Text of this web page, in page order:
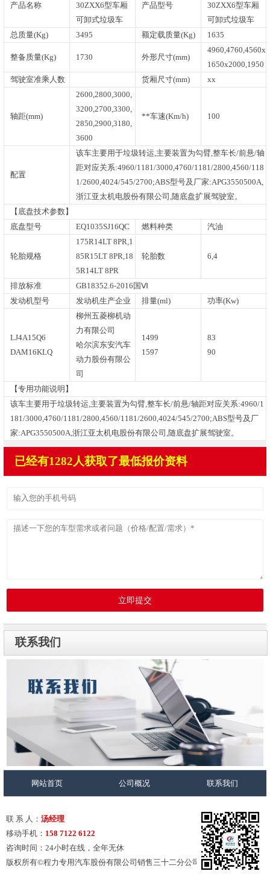
产品名称
30ZXX6型车厢
可卸式垃圾车
产品型号
30ZXX6型车厢
可卸式垃圾车
总质量(Kg)
3495 额定载质量(Kg) 1635
整备质量(Kg) 1730 外形尺寸(mm)
4960,4760,4560x
1650x2000,1950
驾驶室准乘人数
货厢尺寸(mm) xx
轴距(mm)
2600,2800,3000,
3200,2700,3300,
2850,2900,3180,
3600
**车速(Km/h) 100
配置
该车主要用于垃圾转运,主要装置为勾臂,整车长/前悬/轴
距对应关系:4960/1181/3000,4760/1181/2800,4560/118
1/2600,4024/545/2700;ABS型号及厂家:APG3550500A,
浙江亚太机电股份有限公司,随底盘扩展驾驶室。
【底盘技术参数】
底盘型号
EQ1035SJ16QC 燃料种类 汽油
轮胎规格
175R14LT 8PR,1
85R15LT 8PR,18
5R14LT 8PR
轮胎数 6,4
排放标准
GB18352.6-2016国Ⅵ
发动机型号
发动机生产企业 排量(ml) 功率(Kw)
LJ4A15Q6
DAM16KLQ
柳州五菱柳机动
力有限公司
哈尔滨东安汽车
动力股份有限公
司
1499
1597
83
90
【专用功能说明】
该车主要用于垃圾转运,主要装置为勾臂,整车长/前悬/轴距对应关系:4960/1
181/3000,4760/1181/2800,4560/1181/2600,4024/545/2700;ABS型号及厂
家:APG3550500A,浙江亚太机电股份有限公司,随底盘扩展驾驶室。
已经有1282人获取了最低报价资料
立即提交
联系我们
网站首页 公司概况 联系我们
联 系 人： 汤经理
移动手机： 158 7122 6122
咨询时间：24小时在线，全年无休
版权所有©程力专用汽车股份有限公司销售三十二分公司